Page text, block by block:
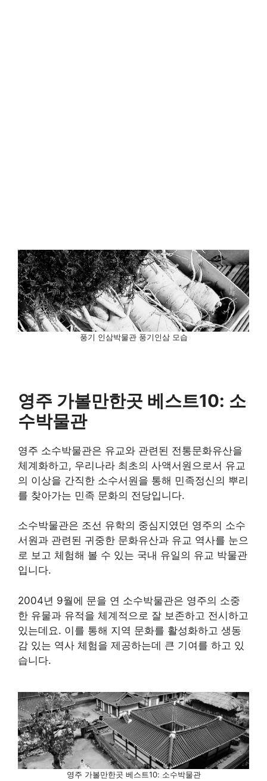
풍기 인삼박물관 풍기인삼 모습
영주 가볼만한곳 베스트10: 소
수박물관
영주 소수박물관은 유교와 관련된 전통문화유산을
체계화하고, 우리나라 최초의 사액서원으로서 유교
의 이상을 간직한 소수서원을 통해 민족정신의 뿌리
를 찾아가는 민족 문화의 전당입니다.
소수박물관은 조선 유학의 중심지였던 영주의 소수
서원과 관련된 귀중한 문화유산과 유교 역사를 눈으
로 보고 체험해 볼 수 있는 국내 유일의 유교 박물관
입니다.
2004년 9월에 문을 연 소수박물관은 영주의 소중
한 유물과 유적을 체계적으로 잘 보존하고 전시하고
있는데요. 이를 통해 지역 문화를 활성화하고 생동
감 있는 역사 체험을 제공하는데 큰 기여를 하고 있
습니다.
영주 가볼만한곳 베스트10: 소수박물관